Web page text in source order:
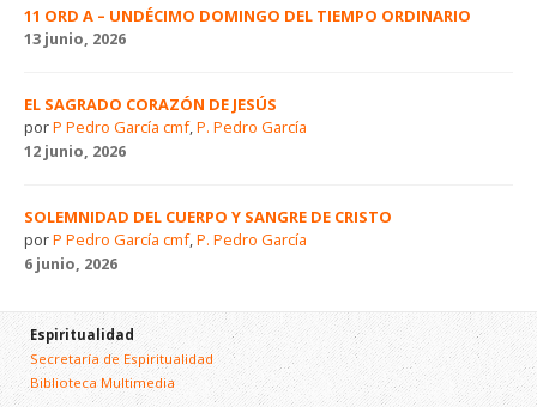
11 ORD A – UNDÉCIMO DOMINGO DEL TIEMPO ORDINARIO
13 junio, 2026
EL SAGRADO CORAZÓN DE JESÚS
porP Pedro García cmf,P. Pedro García
12 junio, 2026
SOLEMNIDAD DEL CUERPO Y SANGRE DE CRISTO
porP Pedro García cmf,P. Pedro García
6 junio, 2026
Espiritualidad
Secretaría de Espiritualidad
Biblioteca Multimedia